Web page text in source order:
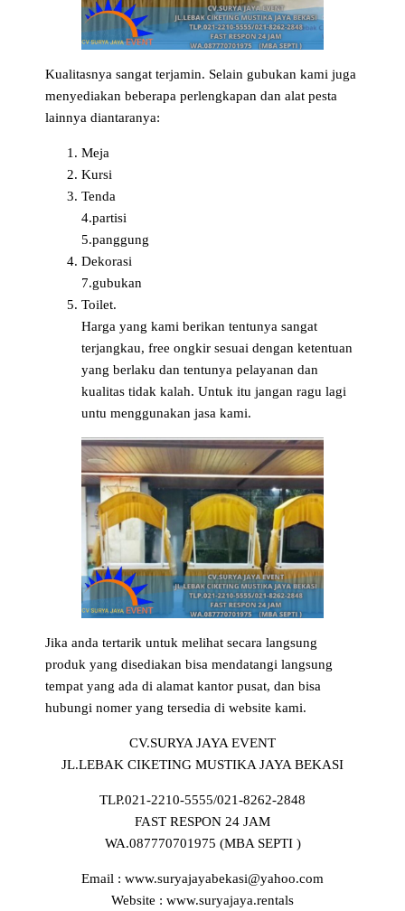
Kualitasnya sangat terjamin. Selain gubukan kami juga
menyediakan beberapa perlengkapan dan alat pesta
lainnya diantaranya:
Meja
Kursi
Tenda
4.partisi
5.panggung
Dekorasi
7.gubukan
Toilet.
Harga yang kami berikan tentunya sangat
terjangkau, free ongkir sesuai dengan ketentuan
yang berlaku dan tentunya pelayanan dan
kualitas tidak kalah. Untuk itu jangan ragu lagi
untu menggunakan jasa kami.
Jika anda tertarik untuk melihat secara langsung
produk yang disediakan bisa mendatangi langsung
tempat yang ada di alamat kantor pusat, dan bisa
hubungi nomer yang tersedia di website kami.
CV.SURYA JAYA EVENT
JL.LEBAK CIKETING MUSTIKA JAYA BEKASI
TLP.021-2210-5555/021-8262-2848
FAST RESPON 24 JAM
WA.087770701975 (MBA SEPTI )
Email : www.suryajayabekasi@yahoo.com
Website : www.suryajaya.rentals